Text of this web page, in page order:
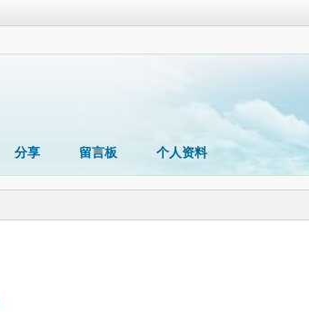
分享 留言板 个人资料